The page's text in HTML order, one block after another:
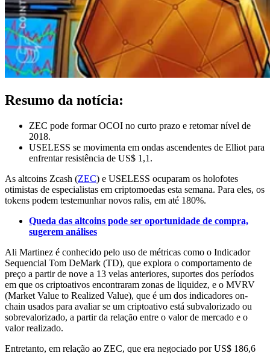
Resumo da notícia:
ZEC pode formar OCOI no curto prazo e retomar nível de
2018.
USELESS se movimenta em ondas ascendentes de Elliot para
enfrentar resistência de US$ 1,1.
As altcoins Zcash (ZEC) e USELESS ocuparam os holofotes
otimistas de especialistas em criptomoedas esta semana. Para eles, os
tokens podem testemunhar novos ralis, em até 180%.
Queda das altcoins pode ser oportunidade de compra,
sugerem análises
Ali Martinez é conhecido pelo uso de métricas como o Indicador
Sequencial Tom DeMark (TD), que explora o comportamento de
preço a partir de nove a 13 velas anteriores, suportes dos períodos
em que os criptoativos encontraram zonas de liquidez, e o MVRV
(Market Value to Realized Value), que é um dos indicadores on-
chain usados para avaliar se um criptoativo está subvalorizado ou
sobrevalorizado, a partir da relação entre o valor de mercado e o
valor realizado.
Entretanto, em relação ao ZEC, que era negociado por US$ 186,6